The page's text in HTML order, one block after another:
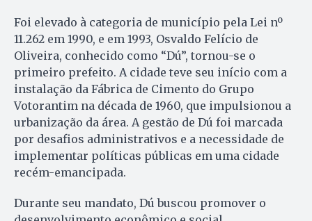
Foi elevado à categoria de município pela Lei nº
11.262 em 1990, e em 1993, Osvaldo Felício de
Oliveira, conhecido como “Dú”, tornou-se o
primeiro prefeito. A cidade teve seu início com a
instalação da Fábrica de Cimento do Grupo
Votorantim na década de 1960, que impulsionou a
urbanização da área. A gestão de Dú foi marcada
por desafios administrativos e a necessidade de
implementar políticas públicas em uma cidade
recém-emancipada.
Durante seu mandato, Dú buscou promover o